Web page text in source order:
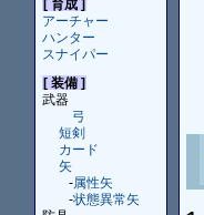
[ 育成 ]
アーチャー
ハンター
スナイパー
[ 装備 ]
武器
弓
短剣
カード
矢
-属性矢
-状態異常矢